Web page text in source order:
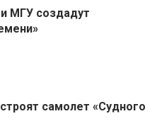
МГУ создадут
самолет «Судного